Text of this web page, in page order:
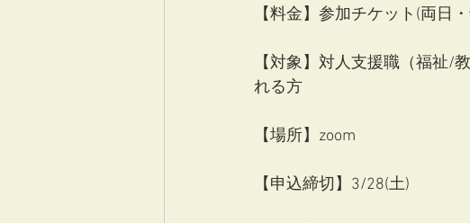
【料金】参加チケット(両日
【対象】対人支援職（福祉/
れる方
【場所】zoom
【申込締切】3/28(土)